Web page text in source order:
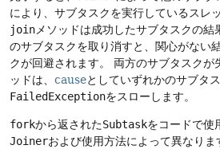
により、サブタスクを実行しているスレ
join メソッドは成功したサブタスクの結
のサブタスクを取り消すと、関心がない
クが回避されます。
両方のサブタスクが
ッドは、 causeとしていずれかのサブタ
FailedExceptionをスローします。
forkから返されたSubtaskをコードで使
Joinerおよび使用方法によって異なりま